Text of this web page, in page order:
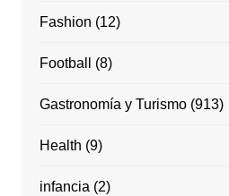
Fashion (12)
Football (8)
Gastronomía y Turismo(913)
Health (9)
infancia (2)